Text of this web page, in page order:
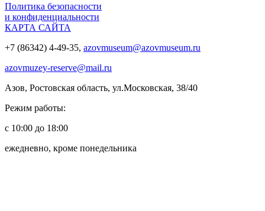
Политика безопасности
и конфиденциальности
КАРТА САЙТА
+7 (86342) 4-49-35, azovmuseum@azovmuseum.ru
azovmuzey-reserve@mail.ru
Азов, Ростовская область, ул.Московская, 38/40
Режим работы:
с 10:00 до 18:00
ежедневно, кроме понедельника